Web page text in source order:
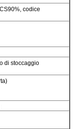
codice
di stoccaggio